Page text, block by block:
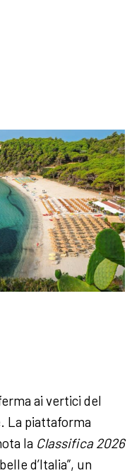
ai vertici del
La piattaforma
la Classifica 2026
d’Italia”, un